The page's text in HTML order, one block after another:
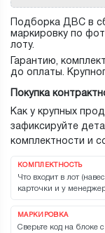
Подборка ДВС в
маркировку по
лоту.
Гарантию,
до оплаты.
Покупка
Как у крупных
зафиксируйте
комплектности и
КОМПЛЕКТНОСТЬ
Что входит в лот
карточки и у
МАРКИРОВКА
Сверьте код на блоке